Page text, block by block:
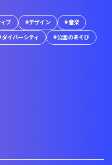
ブ デザイン
音楽
ダイバーシティ
公園のあそび